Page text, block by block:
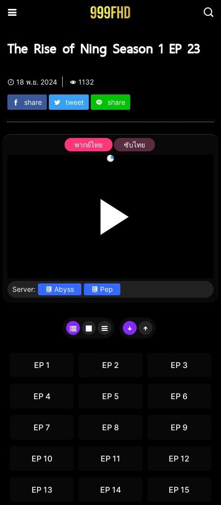
The Rise of Ning Season 1 EP 23
18 พ.ย. 2024 1132
share tweet share
พากย์ไทย ซับไทย
Server: Abyss Pep
EP 1 EP 2 EP 3
EP 4 EP 5 EP 6
EP 7 EP 8 EP 9
EP 10 EP 11 EP 12
EP 13 EP 14 EP 15